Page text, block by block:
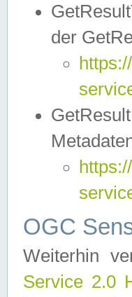
der
OGC
Weiterhin
Service 2.0